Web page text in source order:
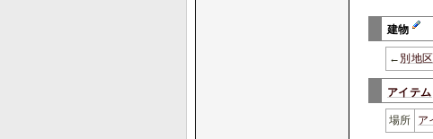
建物
← 別地区
アイテム
場所 ア